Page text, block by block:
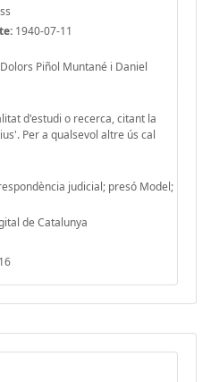
1940-07-11
Piñol Muntané i Daniel
d'estudi o recerca, citant la
Per a qualsevol altre ús cal
judicial; presó Model;
de Catalunya